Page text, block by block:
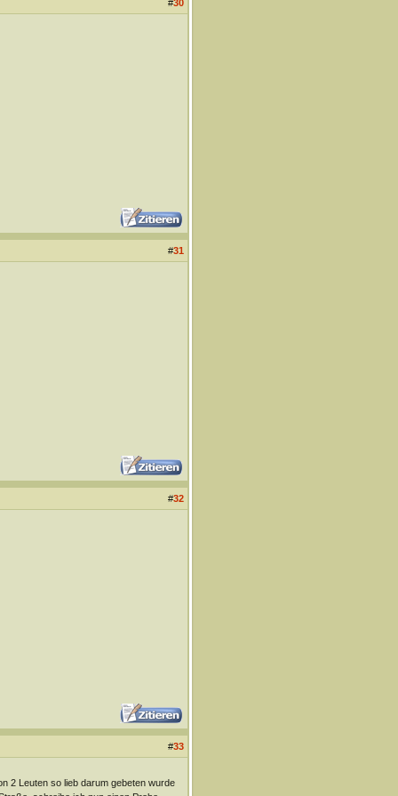
#30
#31
#32
#33
2 Leuten so lieb darum gebeten wurde